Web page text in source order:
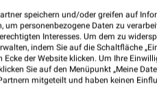
Apollo
Goldgasse 10
88212 Ravensburg
speichern und/oder greifen auf
um personenbezogene Daten zu
Interesses. Um dem zu
indem Sie auf die Schaltfläche
Ecke der Website klicken. Um Ihre
Sie auf den Menüpunkt „Meine
mitgeteilt und haben keinen